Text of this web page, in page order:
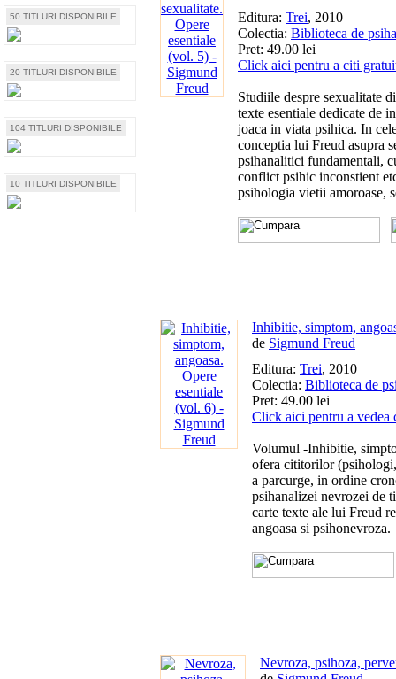
50 TITLURI DISPONIBILE
20 TITLURI DISPONIBILE
104 TITLURI DISPONIBILE
10 TITLURI DISPONIBILE
Editura: Trei, 2010
Colectia: Biblioteca de
Pret: 49.00 lei
Click aici pentru a citi
Studiile despre sexualitate
texte esentiale dedicate de
joaca in viata psihica. In
conceptia lui Freud asupra
psihanalitici fundamentali,
conflict psihic inconstient
psihologia vietii amoroase,
Inhibitie, simptom,
de Sigmund Freud
Editura: Trei, 2010
Colectia: Biblioteca de
Pret: 49.00 lei
Click aici pentru a vedea
Volumul -Inhibitie,
ofera cititorilor
a parcurge, in ordine
psihanalizei nevrozei de
carte texte ale lui Freud
angoasa si psihonevroza.
Nevroza, psihoza,